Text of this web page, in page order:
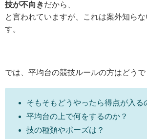
技が不向きだから、
と言われていますが、これは案外知ら
す。
では、平均台の競技ルールの方はどうで
そもそもどうやったら得点が入る
平均台の上で何をするのか？
技の種類やポーズは？